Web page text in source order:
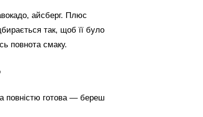
айсберг. Плюс
так, щоб її було
повнота смаку.
повністю готова — береш